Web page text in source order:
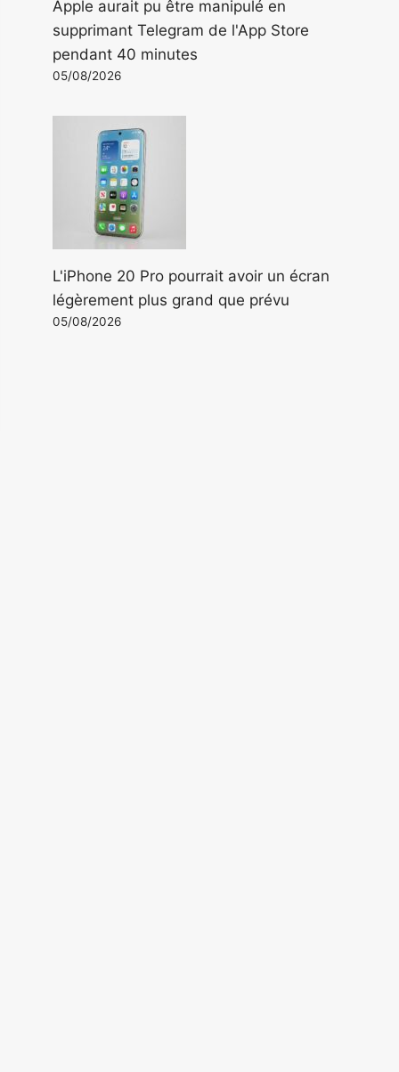
Apple aurait pu être manipulé en
supprimant Telegram de l'App Store
pendant 40 minutes
05/08/2026
L'iPhone 20 Pro pourrait avoir un écran
légèrement plus grand que prévu
05/08/2026